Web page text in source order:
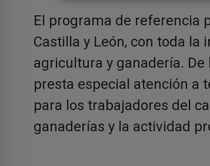
El programa de referencia
Castilla y León, con toda
agricultura y ganadería. De
presta especial atención a
para los trabajadores del
ganaderías y la actividad